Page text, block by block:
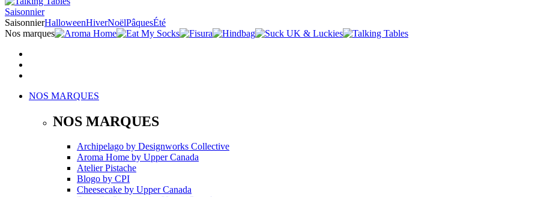
Saisonnier
SaisonnierHalloweenHiverNoëlPâquesÉté
Nos marques
NOS MARQUES
NOS MARQUES
Archipelago by Designworks Collective
Aroma Home by Upper Canada
Atelier Pistache
Blogo by CPI
Cheesecake by Upper Canada